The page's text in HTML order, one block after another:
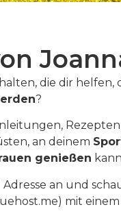
die dir helfen,
?
an deinem
genießen
an und
mit